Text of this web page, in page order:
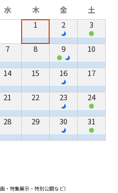
水 木 金
土
1
2 3
7 8 9 10
14 15 16 17
21 22 23 24
28 29 30 31
画・特集展示・特別公開など）